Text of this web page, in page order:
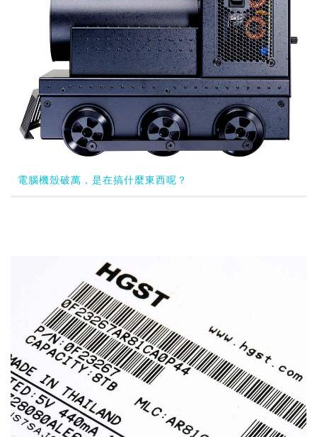
電腦機殼破萬，是在搞什麼東西呢？